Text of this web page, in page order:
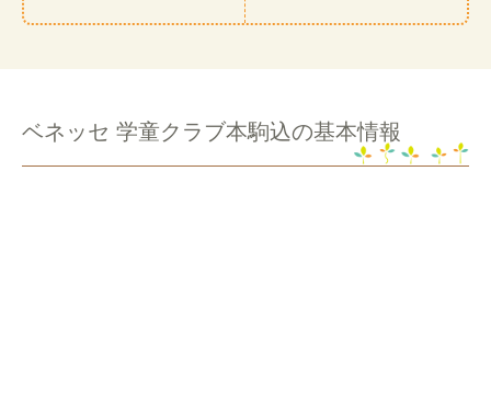
ベネッセ 学童クラブ本駒込の基本情報